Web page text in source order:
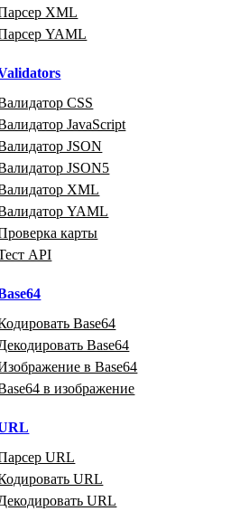
XML
YAML
CSS
JavaScript
JSON
JSON5
XML
YAML
карты
API
Base64
Base64
в Base64
в изображение
URL
URL
URL